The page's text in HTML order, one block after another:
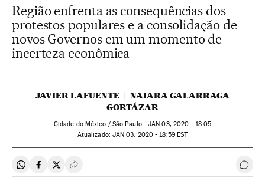
Região enfrenta as consequências dos
protestos populares e a consolidação de
novos Governos em um momento de
incerteza econômica
JAVIER LAFUENTE
NAIARA GALARRAGA
GORTÁZAR
Cidade do México / São Paulo -JAN 03, 2020 - 18:05
atualizado: JAN 03, 2020 - 18:59EST
Compartir en Whatsapp
Compartir en Facebook
Compartir en Twitter
Desplegar Redes Sociales